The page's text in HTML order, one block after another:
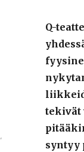
Q-
tekivät
syntyy